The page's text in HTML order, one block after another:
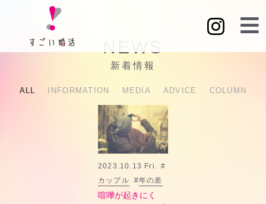
新着情報
ALL INFORMATION MEDIA ADVICE COLUMN
2023.10.13 Fri.
#
カップル
#年の差
喧嘩が起きにく